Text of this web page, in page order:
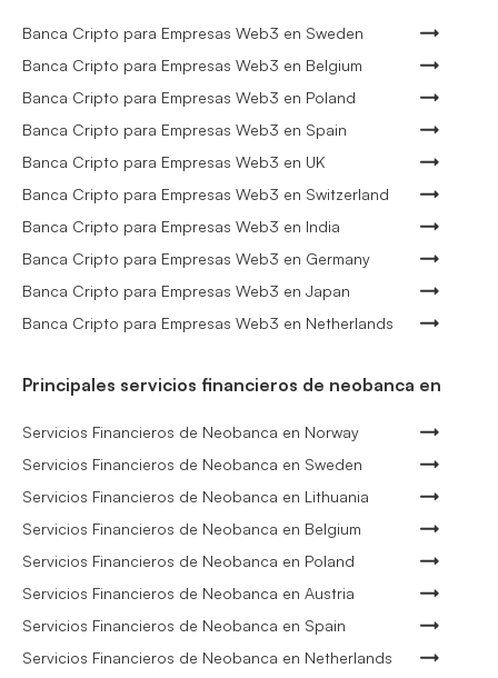
Banca Cripto para Empresas Web3 en Sweden
Banca Cripto para Empresas Web3 en Belgium
Banca Cripto para Empresas Web3 en Poland
Banca Cripto para Empresas Web3 en Spain
Banca Cripto para Empresas Web3 en UK
Banca Cripto para Empresas Web3 en Switzerland
Banca Cripto para Empresas Web3 en India
Banca Cripto para Empresas Web3 en Germany
Banca Cripto para Empresas Web3 en Japan
Banca Cripto para Empresas Web3 en Netherlands
Principales servicios financieros de neobanca en
Servicios Financieros de Neobanca en Norway
Servicios Financieros de Neobanca en Sweden
Servicios Financieros de Neobanca en Lithuania
Servicios Financieros de Neobanca en Belgium
Servicios Financieros de Neobanca en Poland
Servicios Financieros de Neobanca en Austria
Servicios Financieros de Neobanca en Spain
Servicios Financieros de Neobanca en Netherlands